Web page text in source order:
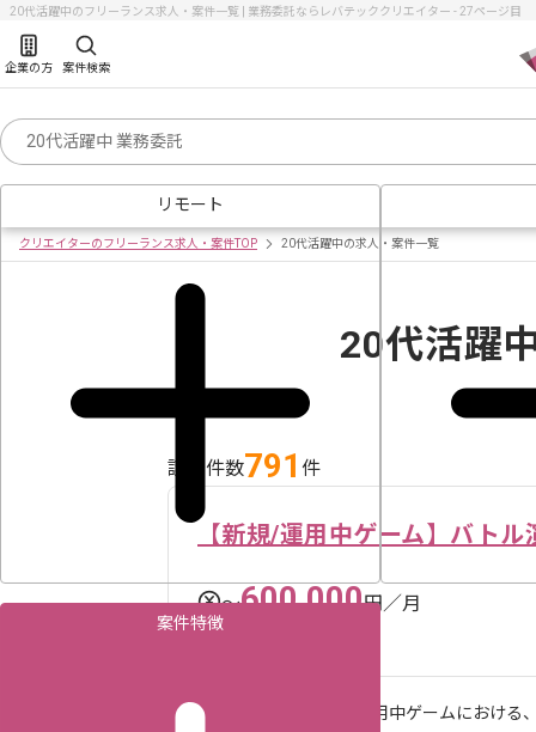
20代活躍中のフリーランス求人・案件一覧 | 業務委託ならレバテッククリエイター - 27ページ目
企業の方 案件検索
リモート
案件特徴
クリエイターのフリーランス求人・案件TOP 20代活躍中の求人・案件一覧
20代活躍
該当件数791 件
【新規/運用中ゲーム】バト
〜600,000円／月
渋谷（東京都）
作業内容 ・新規/運用中ゲームにおける